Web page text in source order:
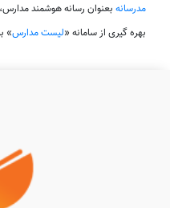
مدرسانه بعنوان رسانه هوشمند
بهره گیری از سامانه «لیست مدارس»